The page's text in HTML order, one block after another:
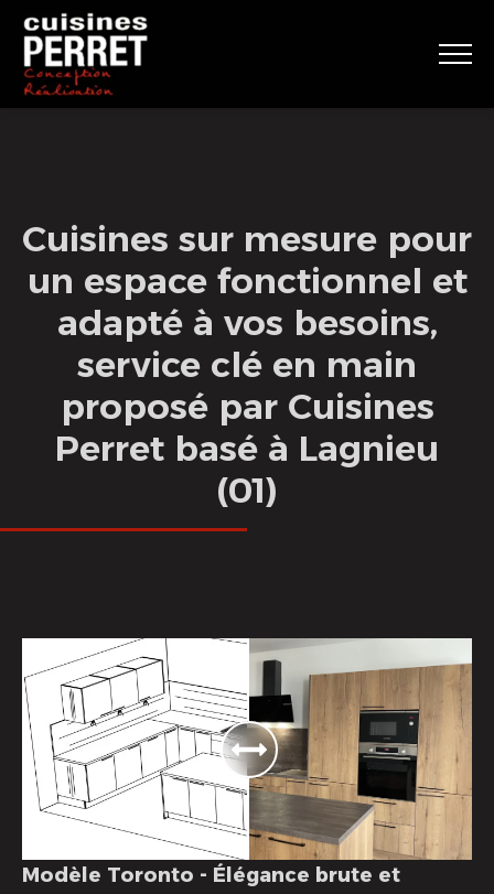
Cuisines sur mesure pour
un espace fonctionnel et
adapté à vos besoins,
service clé en main
proposé par Cuisines
Perret basé à Lagnieu
(01)
Modèle Toronto - Élégance brute et